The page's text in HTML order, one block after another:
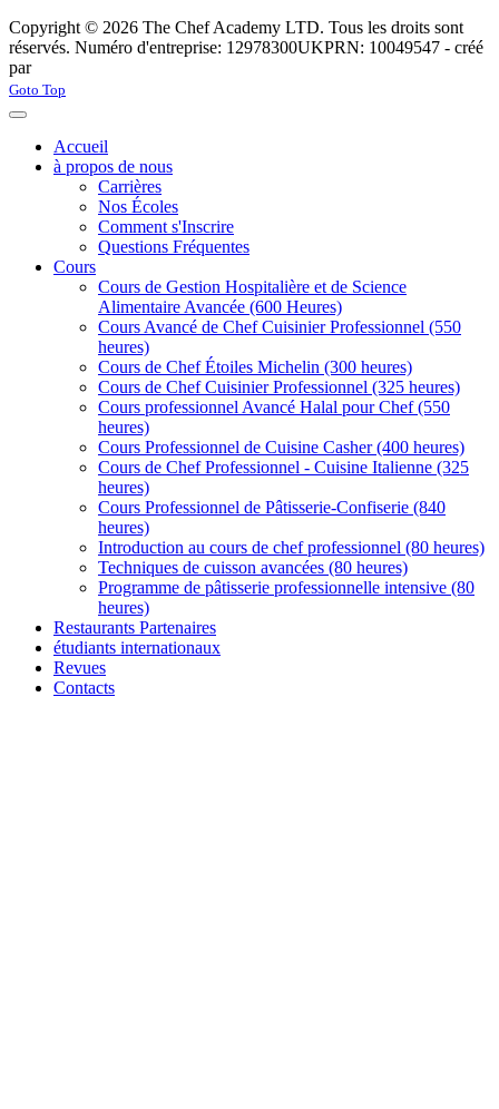
Copyright © 2026 The Chef Academy LTD. Tous les droits sont
réservés. Numéro d'entreprise: 12978300UKPRN: 10049547 - créé
par
Joomla! 3 Templates
Goto Top
Accueil
à propos de nous
Carrières
Nos Écoles
Comment s'Inscrire
Questions Fréquentes
Cours
Cours de Gestion Hospitalière et de Science
Alimentaire Avancée (600 Heures)
Cours Avancé de Chef Cuisinier Professionnel (550
heures)
Cours de Chef Étoiles Michelin (300 heures)
Cours de Chef Cuisinier Professionnel (325 heures)
Cours professionnel Avancé Halal pour Chef (550
heures)
Cours Professionnel de Cuisine Casher (400 heures)
Cours de Chef Professionnel - Cuisine Italienne (325
heures)
Cours Professionnel de Pâtisserie-Confiserie (840
heures)
Introduction au cours de chef professionnel (80 heures)
Techniques de cuisson avancées (80 heures)
Programme de pâtisserie professionnelle intensive (80
heures)
Restaurants Partenaires
étudiants internationaux
Revues
Contacts